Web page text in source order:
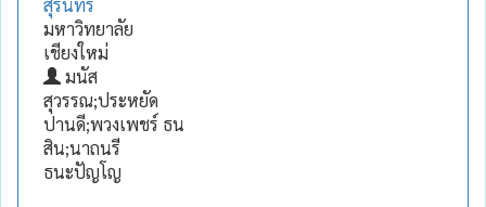
มหาวิทยาลัย
เชียงใหม่
มนัส
สุวรรณ;ประหยัด
ปานดี;พวงเพชร์ ธน
สิน;นาถนรี
ธนะปัญโญ